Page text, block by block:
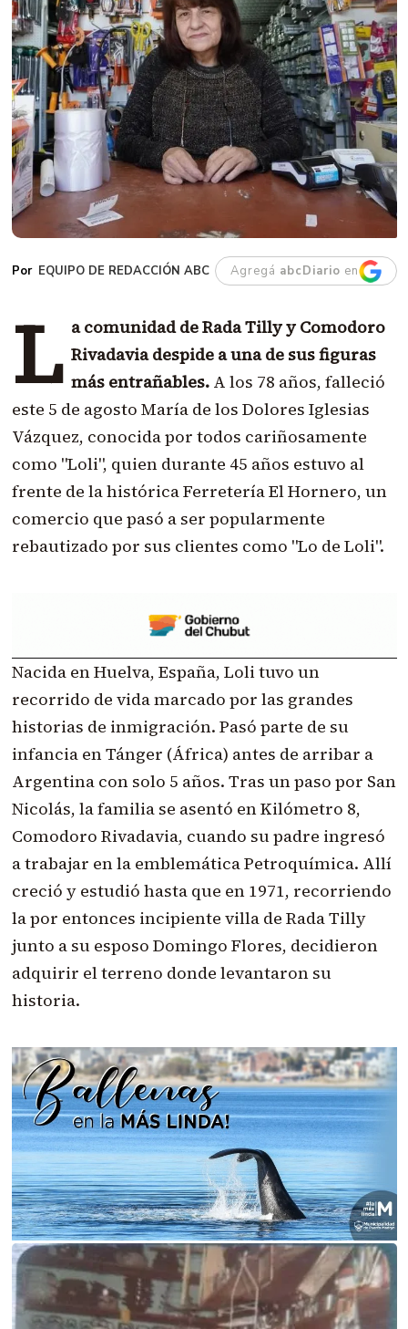
EQUIPO DE REDACCIÓN ABC Agregá abcDiario en
L a comunidad de Rada Tilly y Comodoro
Rivadavia despide a una de sus figuras
más entrañables.A los 78 años, falleció
este 5 de agosto María de los Dolores Iglesias
Vázquez, conocida por todos cariñosamente
como "Loli", quien durante 45 años estuvo al
frente de la histórica Ferretería El Hornero, un
comercio que pasó a ser popularmente
rebautizado por sus clientes como "Lo de Loli".
Nacida en Huelva, España, Loli tuvo un
recorrido de vida marcado por las grandes
historias de inmigración. Pasó parte de su
infancia en Tánger (África) antes de arribar a
Argentina con solo 5 años. Tras un paso por San
Nicolás, la familia se asentó en Kilómetro 8,
Comodoro Rivadavia, cuando su padre ingresó
a trabajar en la emblemática Petroquímica. Allí
creció y estudió hasta que en 1971, recorriendo
la por entonces incipiente villa de Rada Tilly
junto a su esposo Domingo Flores, decidieron
adquirir el terreno donde levantaron su
historia.